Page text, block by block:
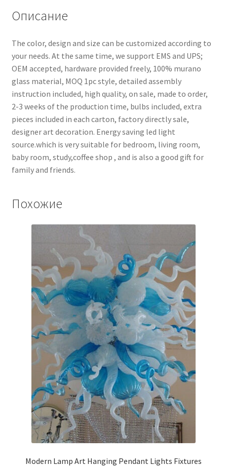
Описание
The color, design and size can be customized according to
your needs. At the same time, we support EMS and UPS;
OEM accepted, hardware provided freely, 100% murano
glass material, MOQ 1pc style, detailed assembly
instruction included, high quality, on sale, made to order,
2-3 weeks of the production time, bulbs included, extra
pieces included in each carton, factory directly sale,
designer art decoration. Energy saving led light
source.which is very suitable for bedroom, living room,
baby room, study,coffee shop , and is also a good gift for
family and friends.
Похожие
Modern Lamp Art Hanging Pendant Lights Fixtures